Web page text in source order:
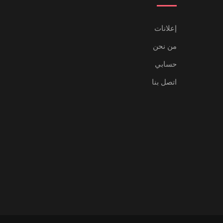
إعلانات
من نحن
حسابي
اتصل بنا